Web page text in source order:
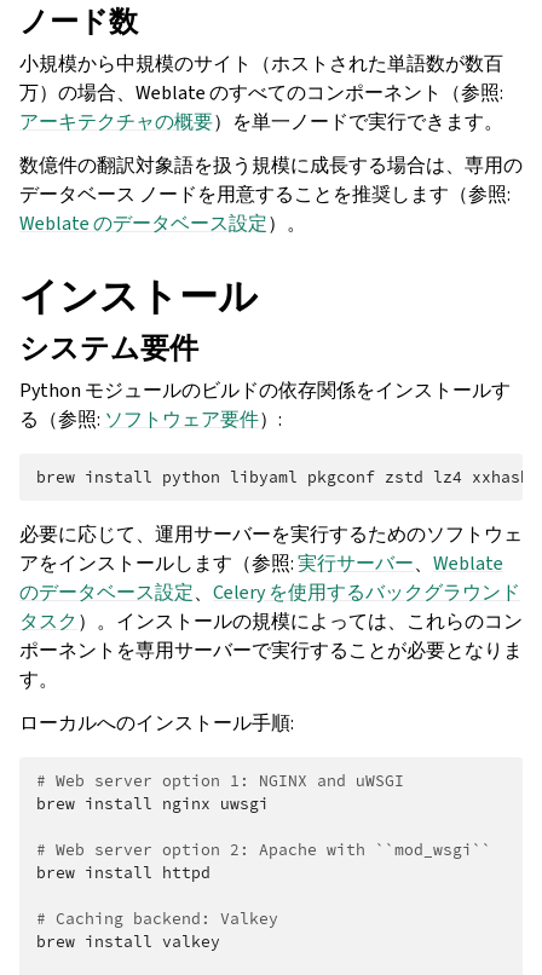
ノード数
小規模から中規模のサイト（ホストされた単語数が数百
万）の場合、Weblate のすべてのコンポーネント（参照:
アーキテクチャの概要）を単一ノードで実行できます。
数億件の翻訳対象語を扱う規模に成長する場合は、専用の
データベース ノードを用意することを推奨します（参照:
Weblate のデータベース設定）。
インストール
システム要件
Python モジュールのビルドの依存関係をインストールす
る（参照: ソフトウェア要件）:
brew install python libyaml pkgconf zstd lz4 xxhash
必要に応じて、運用サーバーを実行するためのソフトウェ
アをインストールします（参照:実行サーバー、 Weblate
のデータベース設定、 Celery を使用するバックグラウンド
タスク）。インストールの規模によっては、これらのコン
ポーネントを専用サーバーで実行することが必要となりま
す。
ローカルへのインストール手順:
# Web server option 1: NGINX and uWSGI
brew install nginx uwsgi
# Web server option 2: Apache with ``mod_wsgi``
brew install httpd
# Caching backend: Valkey
brew install valkey